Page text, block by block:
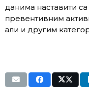
данима наставити
превентивним
али и другим